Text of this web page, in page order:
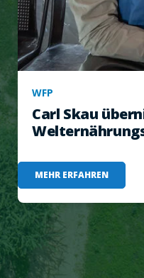
WFP
Carl Skau
MEHR ERFAHREN